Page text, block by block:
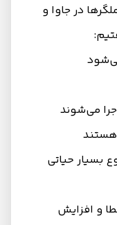
در جاوا و
می‌شوند
بسیار حیاتی
و افزایش